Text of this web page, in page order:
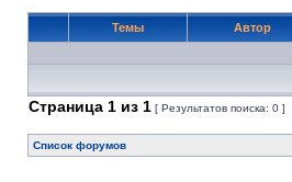
Темы Автор
Страница 1 из 1 [ Результатов поиска: 0 ]
Список форумов